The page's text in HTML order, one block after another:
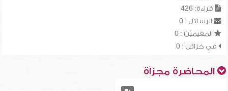
قراءة: 426
الرسائل : 0
المقيميّن : 0
في خزائن : 0
المحاضرة مجزأة